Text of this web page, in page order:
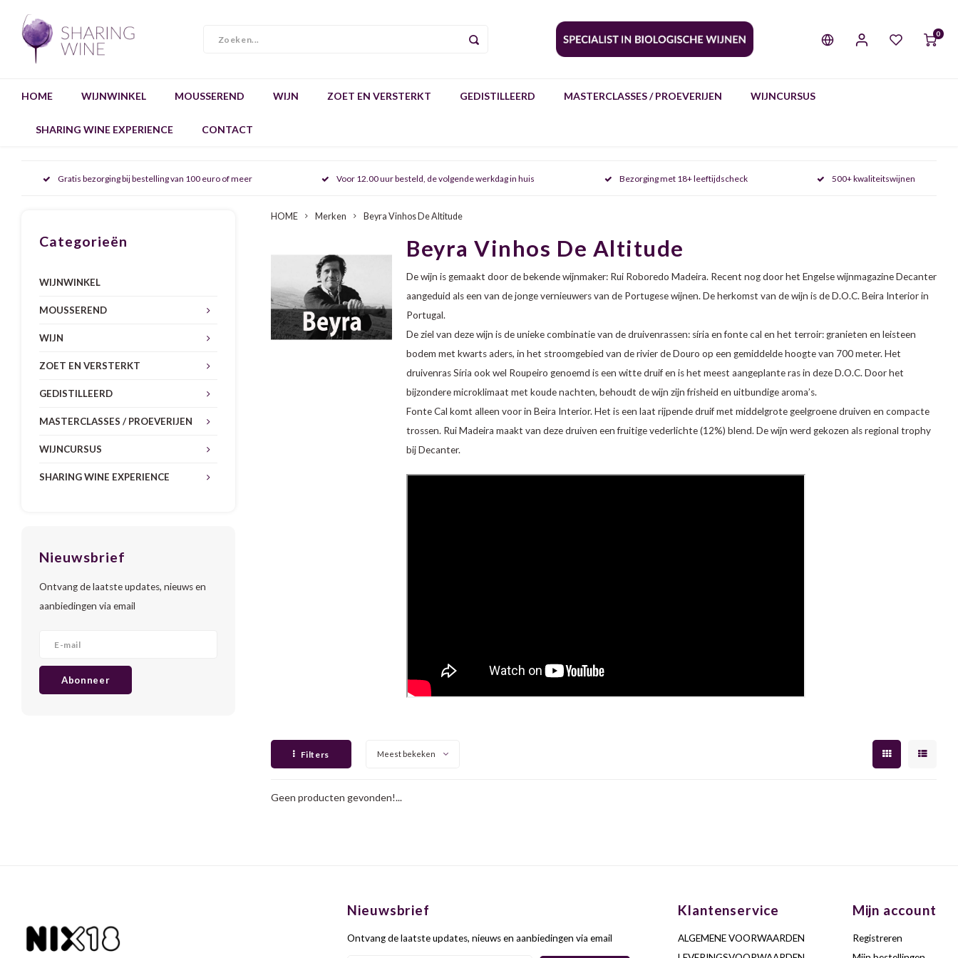
0
HOME WIJNWINKEL MOUSSEREND WIJN ZOET EN VERSTERKT GEDISTILLEERD MASTERCLASSES / PROEVERIJEN WIJNCURSUS
SHARING WINE EXPERIENCE CONTACT
Gratis bezorging bij bestelling van 100 euro of meer Voor 12.00 uur besteld, de volgende werkdag in huis Bezorging met 18+ leeftijdscheck 500+ kwaliteitswijnen
Categorieën
WIJNWINKEL
MOUSSEREND
WIJN
ZOET EN VERSTERKT
GEDISTILLEERD
MASTERCLASSES / PROEVERIJEN
WIJNCURSUS
SHARING WINE EXPERIENCE
Nieuwsbrief
Ontvang de laatste updates, nieuws en
aanbiedingen via email
Abonneer
HOME Merken Beyra Vinhos De Altitude
Beyra Vinhos De Altitude
De wijn is gemaakt door de bekende wijnmaker: Rui Roboredo Madeira. Recent nog door het Engelse wijnmagazine Decanter
aangeduid als een van de jonge vernieuwers van de Portugese wijnen. De herkomst van de wijn is de D.O.C. Beira Interior in
Portugal.
De ziel van deze wijn is de unieke combinatie van de druivenrassen: síria en fonte cal en het terroir: granieten en leisteen
bodem met kwarts aders, in het stroomgebied van de rivier de Douro op een gemiddelde hoogte van 700 meter. Het
druivenras Síria ook wel Roupeiro genoemd is een witte druif en is het meest aangeplante ras in deze D.O.C. Door het
bijzondere microklimaat met koude nachten, behoudt de wijn zijn frisheid en uitbundige aroma’s.
Fonte Cal komt alleen voor in Beira Interior. Het is een laat rijpende druif met middelgrote geelgroene druiven en compacte
trossen. Rui Madeira maakt van deze druiven een fruitige vederlichte (12%) blend. De wijn werd gekozen als regional trophy
bij Decanter.
Filters Meest bekeken
Geen producten gevonden!...
Nieuwsbrief
Ontvang de laatste updates, nieuws en aanbiedingen via email
Klantenservice
ALGEMENE VOORWAARDEN
Mijn account
Registreren